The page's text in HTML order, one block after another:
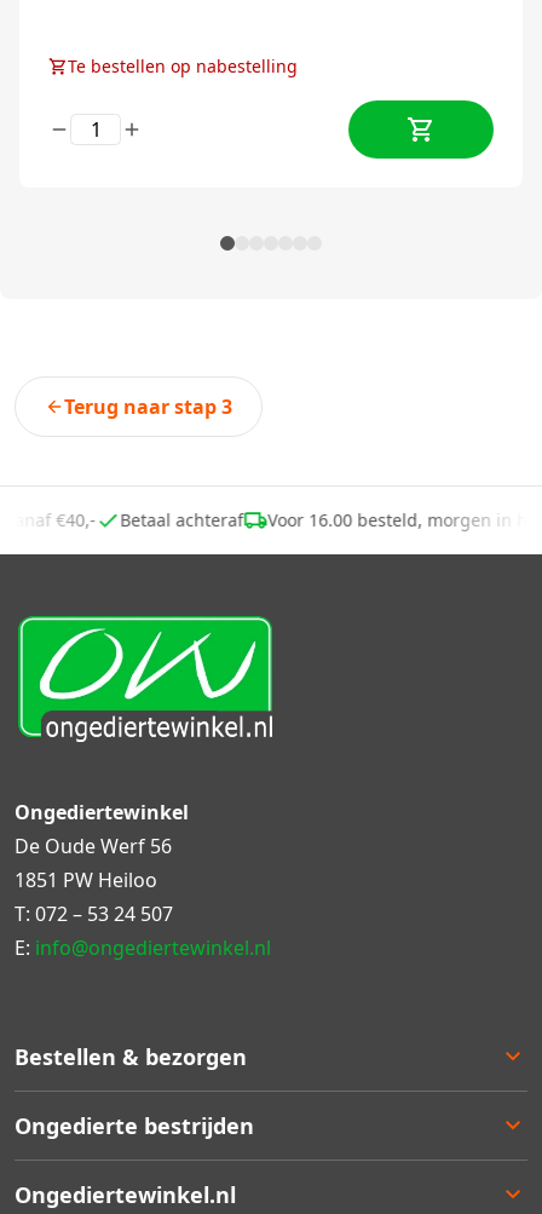
Te bestellen op nabestelling
Terug naar stap 3
vanaf €40,- Betaal achteraf Voor 16.00 besteld, morgen in
Bestellen & bezorgen
Bestellen
Bezorgen
Ongedierte bestrijden
Ongedierte keuzelulp
Ongediertewinkel.nl
Ongediertewinkel
De Oude Werf 56
1851 PW Heiloo
T: 072 – 53 24 507
E: info@ongediertewinkel.nl